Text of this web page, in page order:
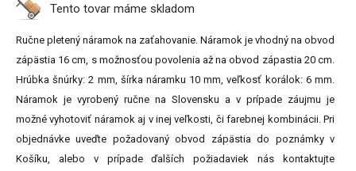
Tento tovar máme skladom
Ručne pletený náramok na zaťahovanie. Náramok je vhodný na obvod
zápästia 16 cm, s možnosťou povolenia až na obvod zápastia 20 cm.
Hrúbka šnúrky: 2 mm, šírka náramku 10 mm, veľkosť korálok: 6 mm.
Náramok je vyrobený ručne na Slovensku a v prípade záujmu je
možné vyhotoviť náramok aj v inej veľkosti, či farebnej kombinácii. Pri
objednávke uveďte požadovaný obvod zápästia do poznámky v
Košíku, alebo v prípade ďalších požiadaviek nás kontaktujte